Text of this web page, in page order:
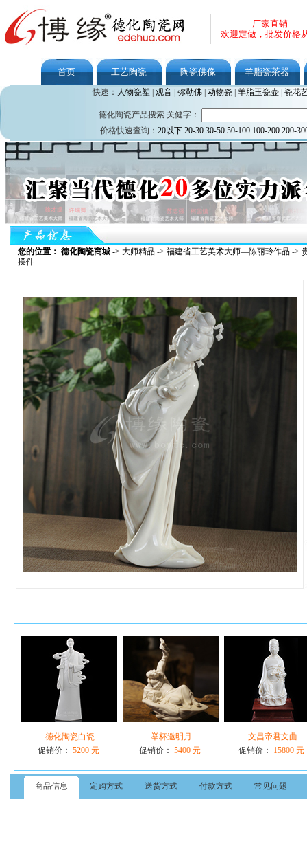
厂家直销
欢迎定做，批发价格
首页 工艺陶瓷 陶瓷佛像 羊脂瓷茶器
快速： 人物瓷塑 观音| 弥勒佛| 动物瓷| 羊脂玉瓷壶| 瓷花
德化陶瓷产品搜索 关健字：
价格快速查询： 20以下 20-30 30-50 50-100 100-200 200-
您的位置： 德化陶瓷商城 -> 大师精品 -> 福建省工艺美术大师—陈丽玲作品 ->
摆件
德化陶瓷白瓷
促销价： 5200 元
举杯邀明月
促销价： 5400 元
文昌帝君文曲
促销价：
15800 元
商品信息 定购方式 送货方式 付款方式 常见问题